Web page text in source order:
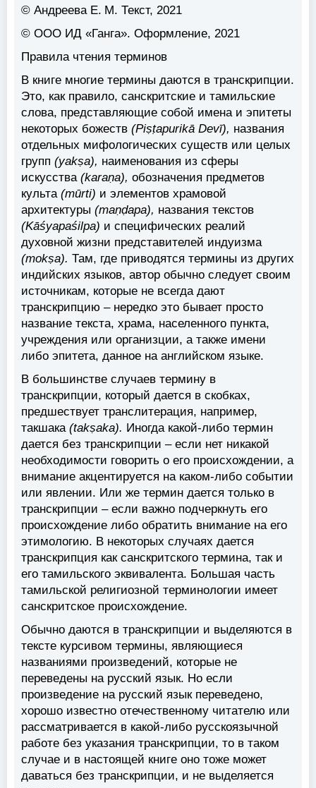
© Андреева Е. М. Текст, 2021
© ООО ИД «Ганга». Оформление, 2021
Правила чтения терминов
В книге многие термины даются в транскрипции.
Это, как правило, санскритские и тамильские
слова, представляющие собой имена и эпитеты
некоторых божеств (Piṣṭapurikā Devī), названия
отдельных мифологических существ или целых
групп (yakṣa), наименования из сферы
искусства (karaṇa), обозначения предметов
культа (mūrti) и элементов храмовой
архитектуры (maṇḍapa), названия текстов
(Kāśyapaśilpa) и специфических реалий
духовной жизни представителей индуизма
(mokṣa). Там, где приводятся термины из других
индийских языков, автор обычно следует своим
источникам, которые не всегда дают
транскрипцию – нередко это бывает просто
название текста, храма, населенного пункта,
учреждения или организции, а также имени
либо эпитета, данное на английском языке.
В большинстве случаев термину в
транскрипции, который дается в скобках,
предшествует транслитерация, например,
такшака (takṣaka). Иногда какой-либо термин
дается без транскрипции – если нет никакой
необходимости говорить о его происхождении, а
внимание акцентируется на каком-либо событии
или явлении. Или же термин дается только в
транскрипции – если важно подчеркнуть его
происхождение либо обратить внимание на его
этимологию. В некоторых случаях дается
транскрипция как санскритского термина, так и
его тамильского эквивалента. Большая часть
тамильской религиозной терминологии имеет
санскритское происхождение.
Обычно даются в транскрипции и выделяются в
тексте курсивом термины, являющиеся
названиями произведений, которые не
переведены на русский язык. Но если
произведение на русский язык переведено,
хорошо известно отечественному читателю или
рассматривается в какой-либо русскоязычной
работе без указания транскрипции, то в таком
случае и в настоящей книге оно тоже может
даваться без транскрипции, и не выделяется